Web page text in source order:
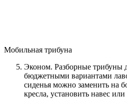
Мобильная трибуна
Эконом. Разборные трибуны
бюджетными вариантами
сиденья можно заменить на
кресла, установить навес